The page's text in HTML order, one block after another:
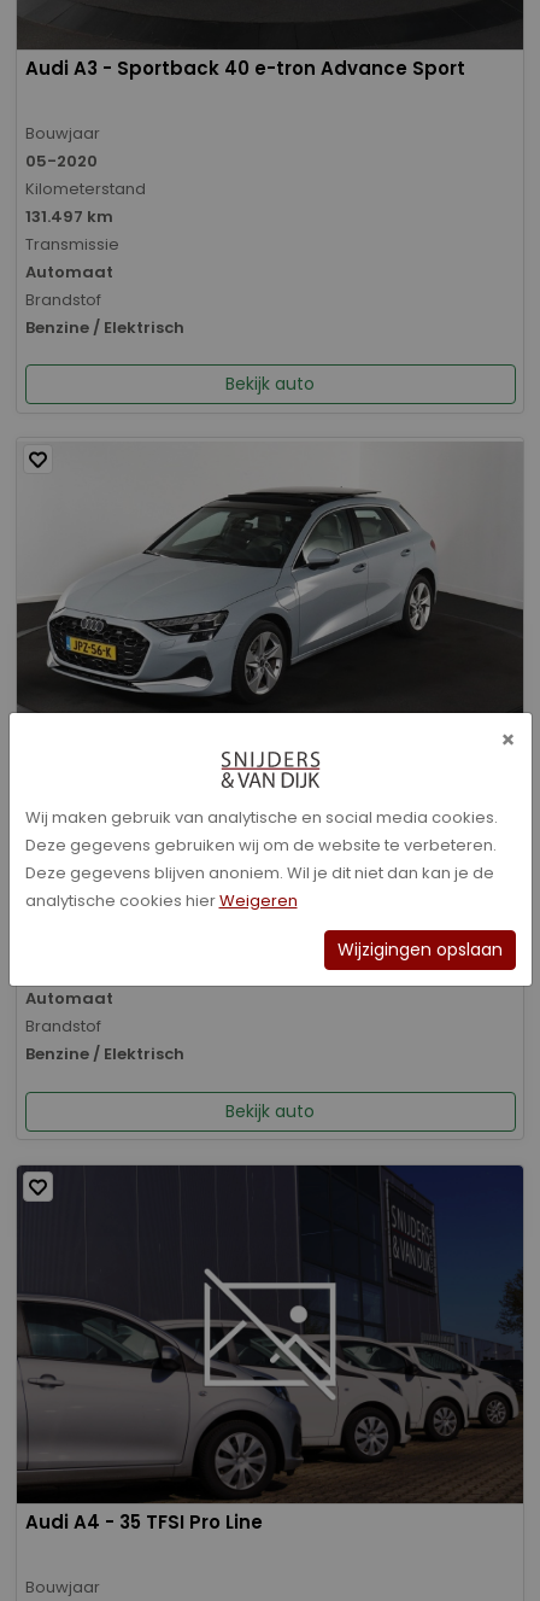
Audi A3 - Sportback 40 e-tron Advance Sport
Bouwjaar
05-2020
Kilometerstand
131.497 km
Transmissie
Automaat
Brandstof
Benzine / Elektrisch
Bekijk auto
Audi A3 - Sportback 40 TFSI e Advanced edition
Bouwjaar
01-2026
Kilometerstand
Automaat
Brandstof
Benzine / Elektrisch
Bekijk auto
Audi A4 - 35 TFSI Pro Line
Bouwjaar
×
Wij maken gebruik van analytische en social media cookies.
Deze gegevens gebruiken wij om de website te verbeteren.
Deze gegevens blijven anoniem. Wil je dit niet dan kan je de
analytische cookies hierWeigeren
Wijzigingen opslaan